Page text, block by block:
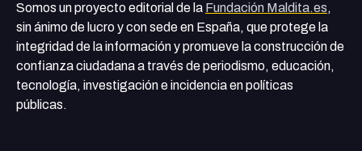
Somos un proyecto editorial de la Fundación Maldita.es,
sin ánimo de lucro y con sede en España, que protege la
integridad de la información y promueve la construcción de
confianza ciudadana a través de periodismo, educación,
tecnología, investigación e incidencia en políticas
públicas.